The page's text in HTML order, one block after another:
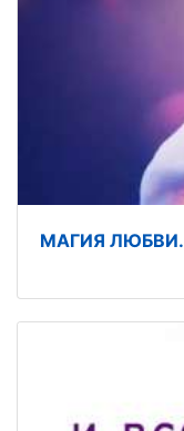
МАГИЯ ЛЮБВИ.